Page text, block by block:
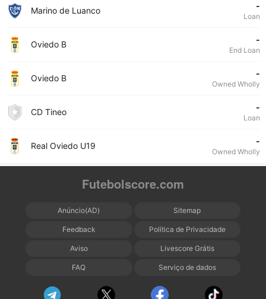
Marino de Luanco -
Loan
Oviedo B -
End Loan
Oviedo B -
Owned Wholly
CD Tineo -
Loan
Real Oviedo U19 -
Owned Wholly
Futebolscore.com
Anúncio(AD) Sitemap
Feedback Política de Privacidade
Aviso Livescore Grátis
FAQ Serviço de dados